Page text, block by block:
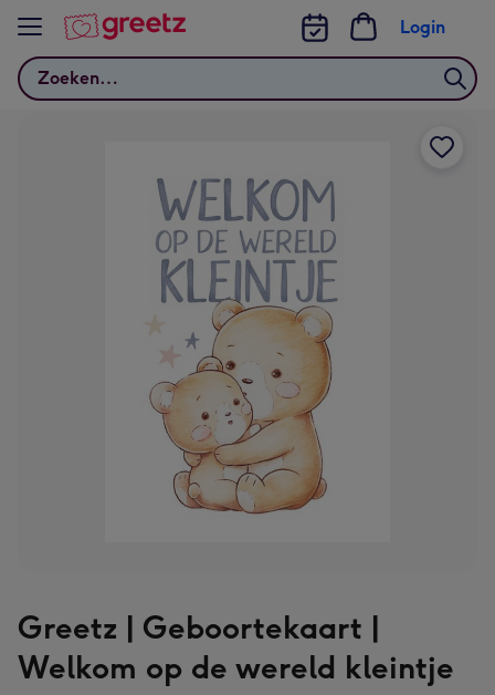
Bekijk meer
Zoeken
Login
Greetz | Geboortekaart |
Welkom op de wereld kleintje